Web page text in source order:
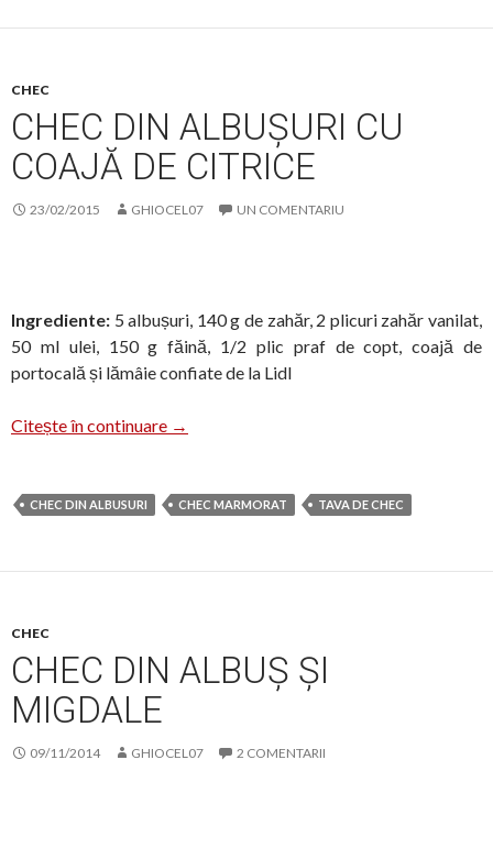
CHEC
CHEC DIN ALBUȘURI CU
COAJĂ DE CITRICE
23/02/2015 GHIOCEL07 UN COMENTARIU
Ingrediente: 5 albușuri, 140 g de zahăr, 2 plicuri zahăr vanilat,
50 ml ulei, 150 g făină, 1/2 plic praf de copt, coajă de
portocală și lămâie confiate de la Lidl
Citește în continuare Chec din albușuri cu coajă de citrice
→
CHEC DIN ALBUSURI CHEC MARMORAT TAVA DE CHEC
CHEC
CHEC DIN ALBUȘ ȘI
MIGDALE
09/11/2014 GHIOCEL07 2 COMENTARII